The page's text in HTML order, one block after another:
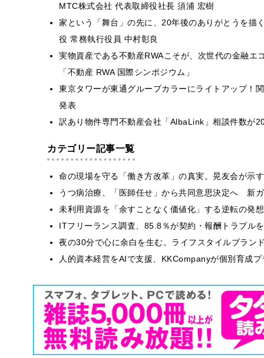
MTC株式会社 代表取締役社長 須浦 宏樹
家という「舞台」の先に、20年後のありがとうを描
役 常務執行役員 中村彰良
実物資産である不動産RWAこそが、次世代の金融エ
「不動産 RWA 国際シンポジウム」
東京タワーが東通グループカラーにライトアップ！
発表
訳あり物件専門不動産会社「AlbaLink」相談件数が
カテゴリー記事一覧
命の現場を守る「働き方改革」の真実。晃友会が示
うつ病治療、「医師任せ」から共同意思決定へ 新
未利用資源を「余すことなく価値化」する逆転の発
ITフリーランス調査、85.8％が契約・報酬トラブ
夜の30分で心に余白を生む。ライフスタイルブラン
人的資本経営をAIで支援、KKCompanyが個別育成